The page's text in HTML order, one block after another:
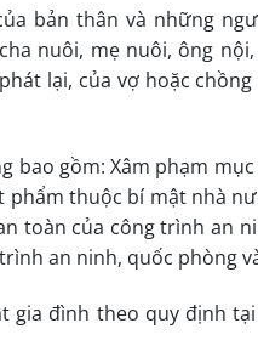
bản thân và những
nuôi, mẹ nuôi, ông
lại, của vợ hoặc
bao gồm: Xâm phạm
thuộc bí mật nhà
toàn của công trình an
an ninh, quốc phòng
đình theo quy định